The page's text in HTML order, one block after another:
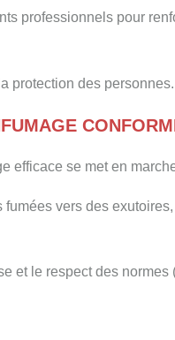
professionnels pour
protection des personnes.
efficace se met en
vers des
et le respect des normes